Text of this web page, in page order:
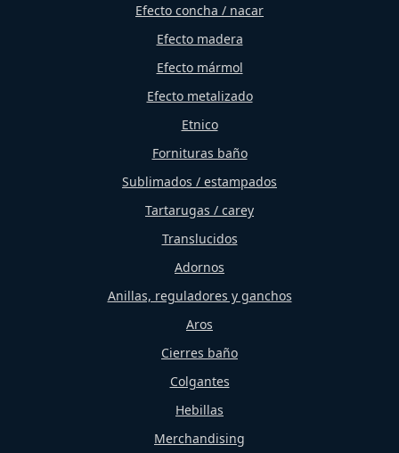
Efecto concha / nacar
Efecto madera
Efecto mármol
Efecto metalizado
Etnico
Fornituras baño
Sublimados / estampados
Tartarugas / carey
Translucidos
Adornos
Anillas, reguladores y ganchos
Aros
Cierres baño
Colgantes
Hebillas
Merchandising